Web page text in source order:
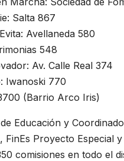
Salta 867
Avellaneda 580
548
Av. Calle Real 374
Iwanoski 770
(Barrio Arco Iris)
Educación y
FinEs Proyecto Especial
comisiones en todo el